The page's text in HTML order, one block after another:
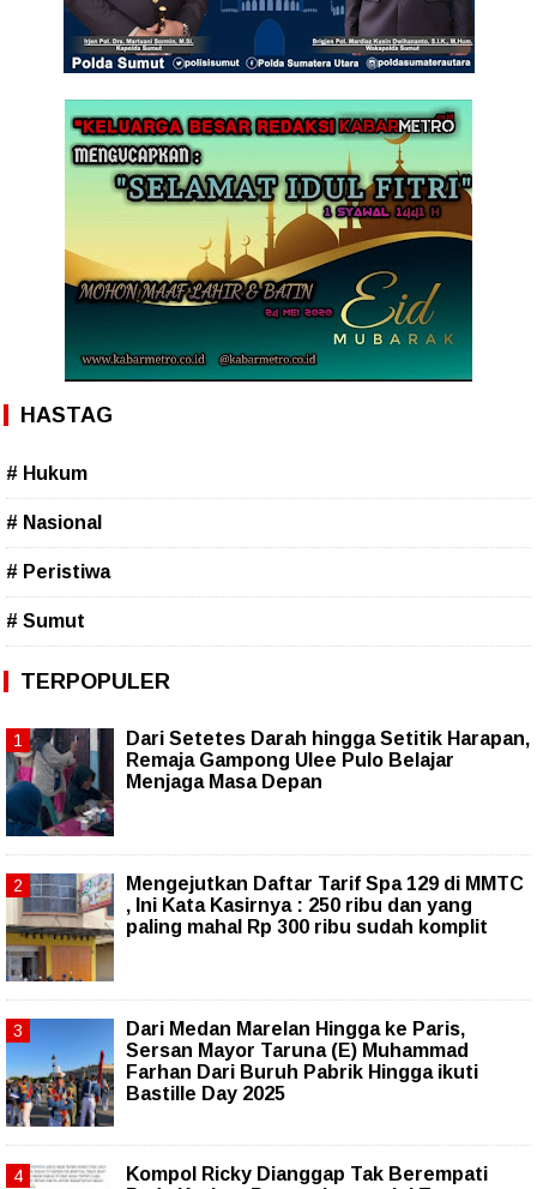
HASTAG
# Hukum
# Nasional
# Peristiwa
# Sumut
TERPOPULER
Dari Setetes Darah hingga Setitik Harapan,
Remaja Gampong Ulee Pulo Belajar
Menjaga Masa Depan
Mengejutkan Daftar Tarif Spa 129 di MMTC
, Ini Kata Kasirnya : 250 ribu dan yang
paling mahal Rp 300 ribu sudah komplit
‎Dari Medan Marelan Hingga ke Paris,
Sersan Mayor Taruna (E) Muhammad
Farhan Dari Buruh Pabrik Hingga ikuti
Bastille Day 2025
Kompol Ricky Dianggap Tak Berempati